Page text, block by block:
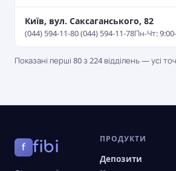
Київ, вул. Саксаганського, 82
(044) 594-11-80 (044) 594-11-78Пн-Чт:
Показані перші 80 з 224 відділень — усі
f fibi ПРОДУКТИ
Депозити